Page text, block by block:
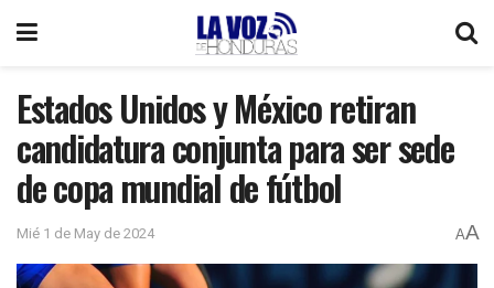
Estados Unidos y México retiran
candidatura conjunta para ser sede
de copa mundial de fútbol
Mié 1 de May de 2024 AA